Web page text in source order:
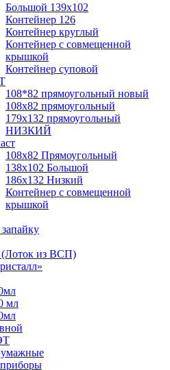
Большой 139х102
Контейнер 126
Контейнер круглый
Контейнер с совмещенной
крышкой
Контейнер суповой
108*82 прямоугольный новый
108х82 прямоугольный
179х132 прямоугольный
НИЗКИЙ
108х82 Прямоугольный
138х102 Большой
186х132 Низкий
Контейнер с совмещенной
крышкой
из ВСП)
мл